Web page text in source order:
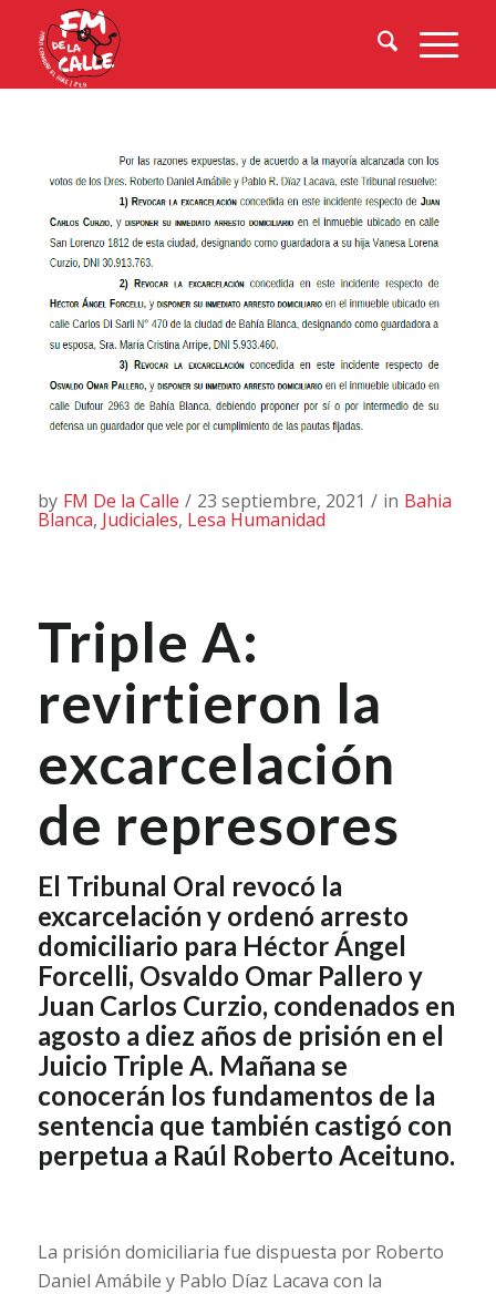
by FM De la Calle / 23 septiembre, 2021 / in Bahia
Blanca, Judiciales, Lesa Humanidad
Triple A:
revirtieron la
excarcelación
de represores
El Tribunal Oral revocó la
excarcelación y ordenó arresto
domiciliario para Héctor Ángel
Forcelli, Osvaldo Omar Pallero y
Juan Carlos Curzio, condenados en
agosto a diez años de prisión en el
Juicio Triple A. Mañana se
conocerán los fundamentos de la
sentencia que también castigó con
perpetua a Raúl Roberto Aceituno.
La prisión domiciliaria fue dispuesta por Roberto
Daniel Amábile y Pablo Díaz Lacava con la